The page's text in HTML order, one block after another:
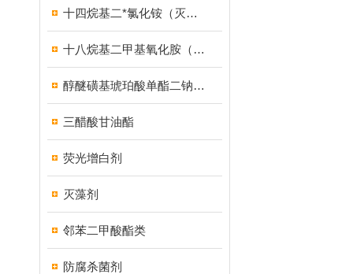
十四烷基二*氯化铵（灭藻剂FN7326）
十八烷基二甲基氧化胺（OB-8调理剂）
醇醚磺基琥珀酸单酯二钠盐（MES）
三醋酸甘油酯
荧光增白剂
灭藻剂
邻苯二甲酸酯类
防腐杀菌剂